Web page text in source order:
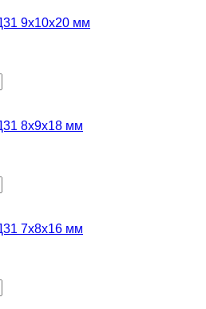
9x10x20 мм
8x9x18 мм
7x8x16 мм